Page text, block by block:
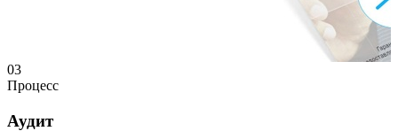
03
Процесс
Аудит